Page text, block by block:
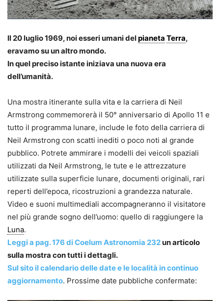
Il 20 luglio 1969, noi esseri umani delpianeta Terra,
eravamo su un altro mondo.
In quel preciso istante iniziava una nuova era
dell’umanità.
Una mostra itinerante sulla vita e la carriera di Neil
Armstrong commemorerà il 50° anniversario di Apollo 11 e
tutto il programma lunare, include le foto della carriera di
Neil Armstrong con scatti inediti o poco noti al grande
pubblico. Potrete ammirare i modelli dei veicoli spaziali
utilizzati da Neil Armstrong, le tute e le attrezzature
utilizzate sulla superficie lunare, documenti originali, rari
reperti dell’epoca, ricostruzioni a grandezza naturale.
Video e suoni multimediali accompagneranno il visitatore
nel più grande sogno dell’uomo: quello di raggiungere la
Luna.
Leggi a pag. 176 di Coelum Astronomia 232un articolo
sulla mostra con tutti i dettagli.
Sul sito il calendario delle date e le località in continuo
aggiornamento. Prossime date pubbliche confermate: